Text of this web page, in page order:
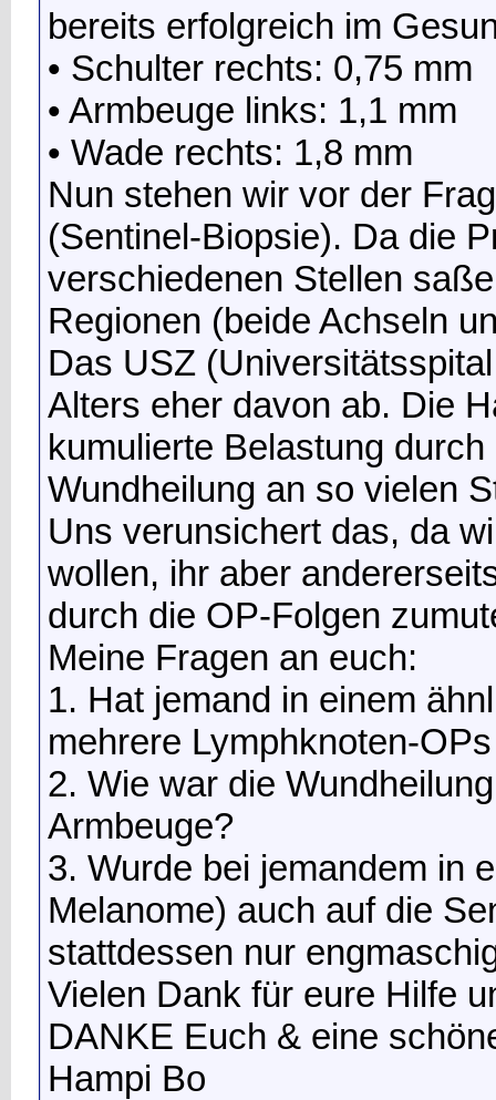
bereits erfolgreich im
• Schulter rechts: 0,75 mm
• Armbeuge links: 1,1 mm
• Wade rechts: 1,8 mm
Nun stehen wir vor der
(Sentinel-Biopsie). Da die
verschiedenen Stellen
Regionen (beide Achseln
Das USZ
Alters eher davon ab. Die
kumulierte Belastung
Wundheilung an so vielen
Uns verunsichert das, da
wollen, ihr aber
durch die OP-Folgen
Meine Fragen an euch:
1. Hat jemand in einem
mehrere Lymphknoten-
2. Wie war die
Armbeuge?
3. Wurde bei jemandem in
Melanome) auch auf die
stattdessen nur
Vielen Dank für eure Hilfe
DANKE Euch & eine
Hampi Bo